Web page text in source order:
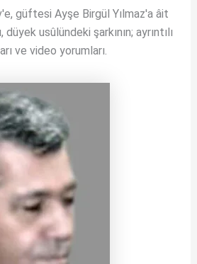
güftesi Ayşe Birgül Yılmaz'a âit
usûlündeki şarkının; ayrıntılı
ve video yorumları.